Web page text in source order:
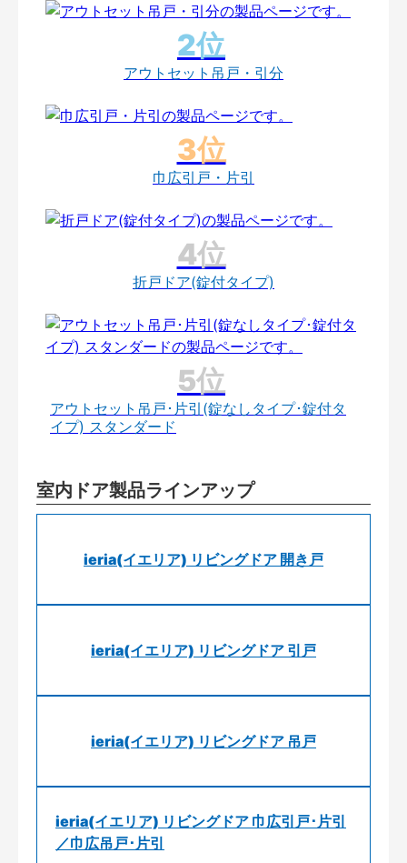
アウトセット吊戸・引分
巾広引戸・片引
折戸ドア(錠付タイプ)
アウトセット吊戸･片引(錠なしタイプ･錠付タ
イプ) スタンダード
室内ドア製品ラインアップ
ieria(イエリア) リビングドア 開き戸
ieria(イエリア) リビングドア 引戸
ieria(イエリア) リビングドア 吊戸
ieria(イエリア) リビングドア 巾広引戸･片引
／巾広吊戸･片引